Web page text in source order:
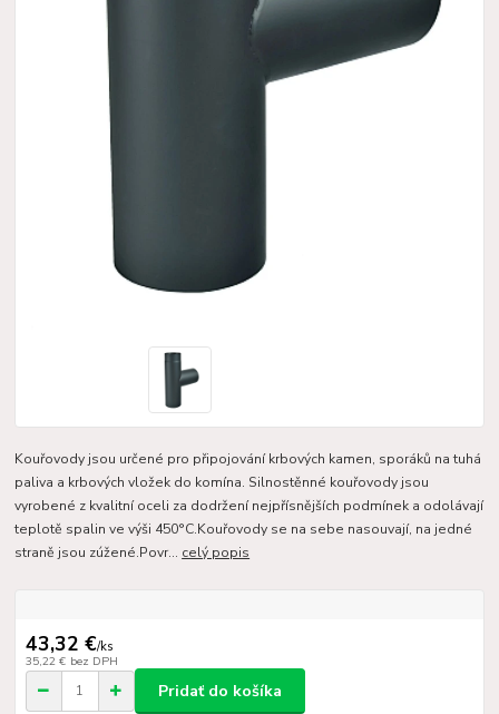
Kouřovody jsou určené pro připojování krbových kamen, sporáků na tuhá
paliva a krbových vložek do komína. Silnostěnné kouřovody jsou
vyrobené z kvalitní oceli za dodržení nejpřísnějších podmínek a odolávají
teplotě spalin ve výši 450°C.Kouřovody se na sebe nasouvají, na jedné
straně jsou zúžené.Povr... celý popis
43,32 €/ks
35,22 € bez DPH
Pridať do košíka